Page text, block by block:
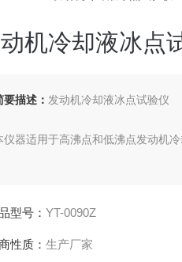
机冷却液冰点
要描述： 发动机冷却液冰点试验仪
仪器适用于高沸点和低沸点发动机
型号： YT-0090Z
性质： 生产厂家